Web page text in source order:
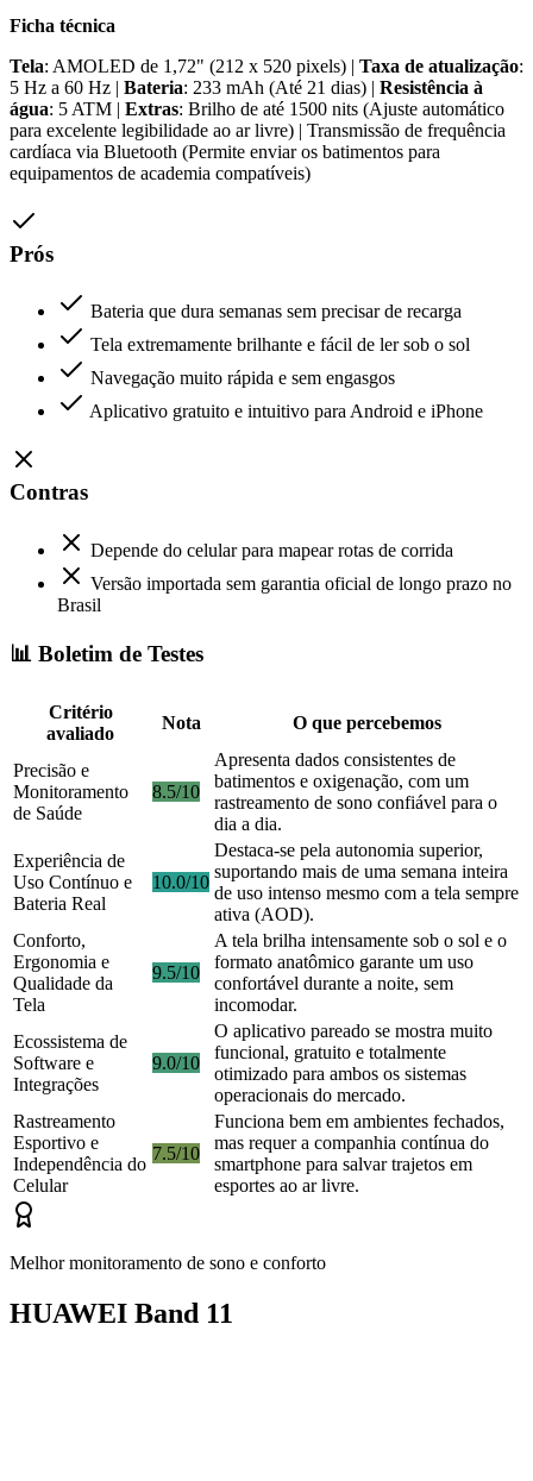
Ficha técnica
Tela: AMOLED de 1,72" (212 x 520 pixels) | Taxa de atualização:
5 Hz a 60 Hz | Bateria: 233 mAh (Até 21 dias) | Resistência à
água: 5 ATM | Extras: Brilho de até 1500 nits (Ajuste automático
para excelente legibilidade ao ar livre) | Transmissão de frequência
cardíaca via Bluetooth (Permite enviar os batimentos para
equipamentos de academia compatíveis)
Prós
Bateria que dura semanas sem precisar de recarga
Tela extremamente brilhante e fácil de ler sob o sol
Navegação muito rápida e sem engasgos
Aplicativo gratuito e intuitivo para Android e iPhone
Contras
Depende do celular para mapear rotas de corrida
Versão importada sem garantia oficial de longo prazo no
Brasil
📊 Boletim de Testes
Critério
avaliado
Nota O que percebemos
Precisão e
Monitoramento
de Saúde
8.5/10
Apresenta dados consistentes de
batimentos e oxigenação, com um
rastreamento de sono confiável para o
dia a dia.
Experiência de
Uso Contínuo e
Bateria Real
10.0/10
Destaca-se pela autonomia superior,
suportando mais de uma semana inteira
de uso intenso mesmo com a tela sempre
ativa (AOD).
Conforto,
Ergonomia e
Qualidade da
Tela
9.5/10
A tela brilha intensamente sob o sol e o
formato anatômico garante um uso
confortável durante a noite, sem
incomodar.
Ecossistema de
Software e
Integrações
9.0/10
O aplicativo pareado se mostra muito
funcional, gratuito e totalmente
otimizado para ambos os sistemas
operacionais do mercado.
Rastreamento
Esportivo e
Independência do
Celular
7.5/10
Funciona bem em ambientes fechados,
mas requer a companhia contínua do
smartphone para salvar trajetos em
esportes ao ar livre.
Melhor monitoramento de sono e conforto
HUAWEI Band 11